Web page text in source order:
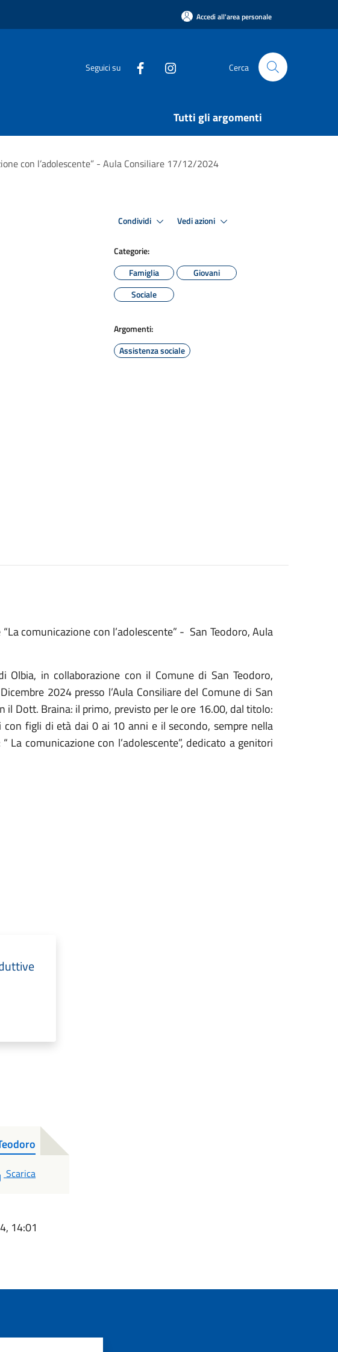
Accedi all'area personale
Seguici su Cerca
Tutti gli argomenti
con l’adolescente” - Aula Consiliare 17/12/2024
Condividi Vedi azioni
Categorie:
Famiglia
Giovani
Sociale
Argomenti:
Assistenza sociale
comunicazione con l’adolescente” - San Teodoro, Aula
Olbia, in collaborazione con il Comune di San Teodoro,
2024 presso l’Aula Consiliare del Comune di San
il Dott. Braina: il primo, previsto per le ore 16.00, dal titolo:
con figli di età dai 0 ai 10 anni e il secondo, sempre nella
La comunicazione con l’adolescente”, dedicato a genitori
PDF
Scarica
14:01